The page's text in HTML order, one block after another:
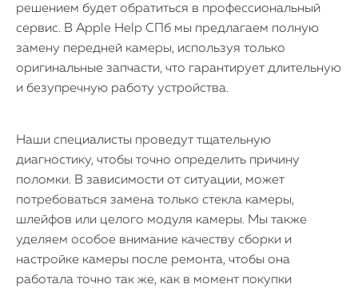
iPhone
MacBook
решением будет обратиться в профессиональный
сервис. В Apple Help СПб мы предлагаем полную
замену передней камеры, используя только
оригинальные запчасти, что гарантирует длительную
и безупречную работу устройства.
Наши специалисты проведут тщательную
диагностику, чтобы точно определить причину
поломки. В зависимости от ситуации, может
потребоваться замена только стекла камеры,
шлейфов или целого модуля камеры. Мы также
уделяем особое внимание качеству сборки и
настройке камеры после ремонта, чтобы она
работала точно так же, как в момент покупки